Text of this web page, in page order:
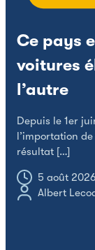
Ce pays
voitures
l’autre
Depuis le 1er
l’importation
résultat […]
5 août
Albert